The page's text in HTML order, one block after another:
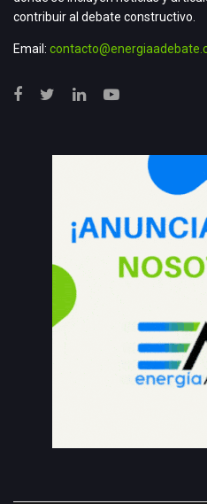
contribuir al debate constructivo.
Email: